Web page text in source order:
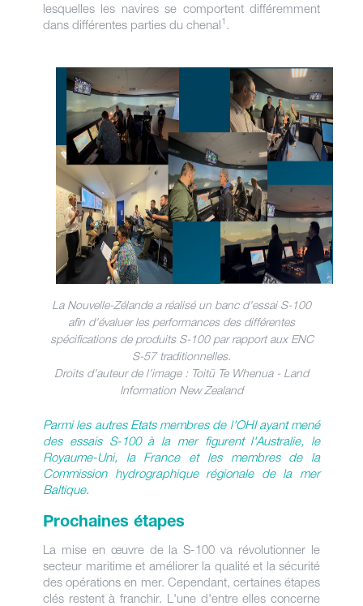
lesquelles les navires se comportent différemment
dans différentes parties du chenal1 .
La Nouvelle-Zélande a réalisé un banc d'essai S-100
afin d'évaluer les performances des différentes
spécifications de produits S-100 par rapport aux ENC
S-57 traditionnelles.
Droits d'auteur de l'image : Toitū Te Whenua - Land
Information New Zealand
Parmi les autres Etats membres de l'OHI ayant mené
des essais S-100 à la mer figurent l'Australie, le
Royaume-Uni, la France et les membres de la
Commission hydrographique régionale de la mer
Baltique.
Prochaines étapes
La mise en œuvre de la S-100 va révolutionner le
secteur maritime et améliorer la qualité et la sécurité
des opérations en mer. Cependant, certaines étapes
clés restent à franchir. L'une d'entre elles concerne